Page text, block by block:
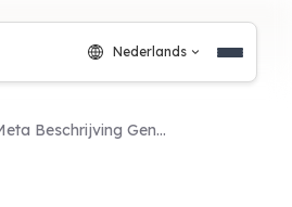
Nederlands
SEO Meta Beschrijving Generator